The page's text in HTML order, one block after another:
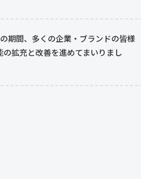
期間、多くの企業・ブランドの皆様
拡充と改善を進めてまいりまし